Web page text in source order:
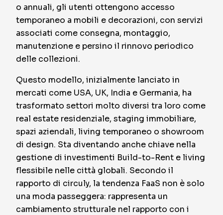
o annuali, gli utenti ottengono accesso
temporaneo a mobili e decorazioni, con servizi
associati come consegna, montaggio,
manutenzione e persino il rinnovo periodico
delle collezioni.
Questo modello, inizialmente lanciato in
mercati come USA, UK, India e Germania, ha
trasformato settori molto diversi tra loro come
real estate residenziale, staging immobiliare,
spazi aziendali, living temporaneo o showroom
di design. Sta diventando anche chiave nella
gestione di investimenti Build-to-Rent e living
flessibile nelle città globali. Secondo il
rapporto di circuly, la tendenza FaaS non è solo
una moda passeggera: rappresenta un
cambiamento strutturale nel rapporto con i